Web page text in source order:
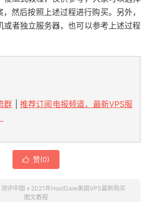
然后按照上述过程进行购买。另外，
或者独立服务器，也可以参考上述过程
群
推荐订阅电报频道，最新VPS服
 赞(0)
测评中国 » 2021年HostDare美国VPS最新购买
图文教程